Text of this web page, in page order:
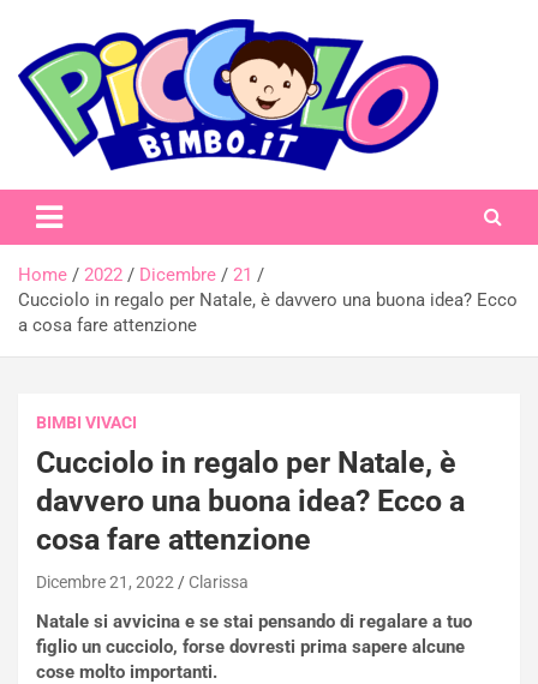
content
piccolobimbo.it
Home 2022 Dicembre
21
Cucciolo in regalo per Natale, è davvero una buona idea? Ecco
a cosa fare attenzione
BIMBI VIVACI
Cucciolo in regalo per Natale, è
davvero una buona idea? Ecco a
cosa fare attenzione
Dicembre 21, 2022 Clarissa
Natale si avvicina e se stai pensando di regalare a tuo
figlio un cucciolo, forse dovresti prima sapere alcune
cose molto importanti.